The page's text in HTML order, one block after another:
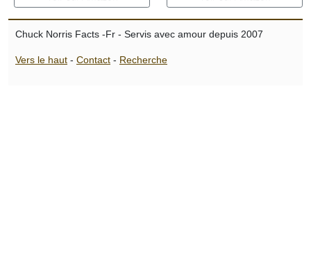
Chuck Norris Facts -Fr - Servis avec amour depuis 2007
Vers le haut - Contact - Recherche